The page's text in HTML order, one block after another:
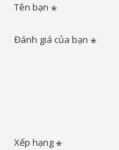
Tên bạn
Đánh giá của bạn
Xếp hạng